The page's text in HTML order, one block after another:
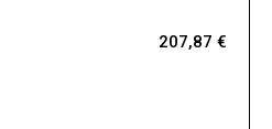
207,87 €